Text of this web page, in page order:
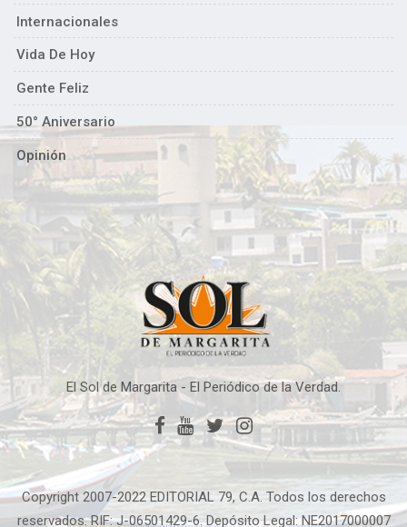
Internacionales
Vida De Hoy
Gente Feliz
50° Aniversario
Opinión
El Sol de Margarita - El Periódico de la Verdad.
Copyright 2007-2022 EDITORIAL 79, C.A. Todos los derechos
reservados. RIF: J-06501429-6. Depósito Legal: NE2017000007